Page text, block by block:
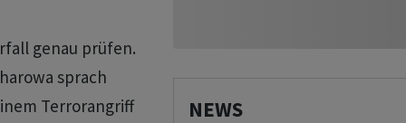
genau prüfen.
sprach
Terrorangriff
NEWS